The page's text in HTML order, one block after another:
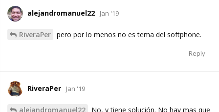
alejandromanuel22 Jan '19
RiveraPer pero por lo menos no es tema del softphone.
Reply
RiveraPer Jan '19
alejandromanuel22
No, y tiene solución. No hay mas que